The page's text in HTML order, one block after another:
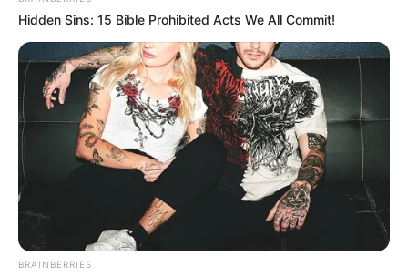
Hidden Sins: 15 Bible Prohibited Acts We All Commit!
BRAINBERRIES